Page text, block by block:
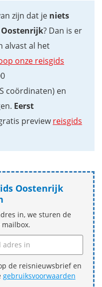
zijn dat je niets
? Dan is er
alvast al het
onze reisgids
coördinaten) en
Eerst
previewreisgids
Oostenrijk
in, we sturen de
de reisnieuwsbrief en
gebruiksvoorwaarden